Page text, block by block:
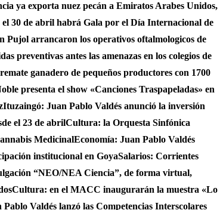
ya exporta nuez pecán a Emiratos Arabes Unidos,
30 de abril habrá Gala por el Día Internacional de
Pujol arrancaron los operativos oftalmologicos de
preventivas antes las amenazas en los colegios de
ganadero de pequeños productores con 1700
presenta el show «Canciones Traspapeladas» en
Ituzaingó: Juan Pablo Valdés anunció la inversión
el 23 de abrilCultura: la Orquesta Sinfónica
MedicinalEconomía: Juan Pablo Valdés
institucional en GoyaSalarios: Corrientes
“NEO/NEA Ciencia”, de forma virtual,
Cultura: en el MACC inaugurarán la muestra «Lo
Valdés lanzó las Competencias Interscolares